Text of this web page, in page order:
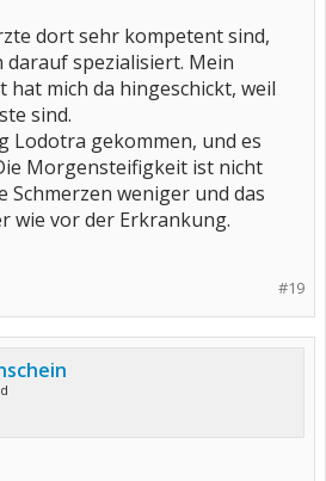
dort sehr kompetent sind,
darauf spezialisiert. Mein
mich da hingeschickt, weil
sind.
Lodotra gekommen, und es
Morgensteifigkeit ist nicht
Schmerzen weniger und das
wie vor der Erkrankung.
#19